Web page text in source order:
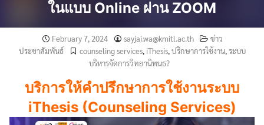
ในแบบ Online ผ่าน ZOOM
February 7, 2024 sayjai.wa@kmitl.ac.th
ข่าว
ประชาสัมพันธ์
counseling services, iThesis,ปรึกษาการใช้งาน,ระบบ
บริหารจัดการวิทยานิพนธ?
บริการให้คำปรึกษาการใช้งานระบบ
iThesis (Counseling Services)